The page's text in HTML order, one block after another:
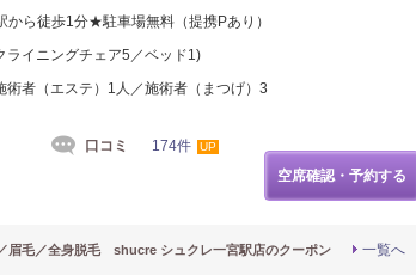
から徒歩1分★駐車場無料（提携Pあり）
ライニングチェア5／ベッド1)
術者（エステ）1人／施術者（まつげ）3
口コミ 174件 UP
空席確認・予約する
一覧へ
眉毛／全身脱毛 shucre シュクレ一宮駅店のクーポン